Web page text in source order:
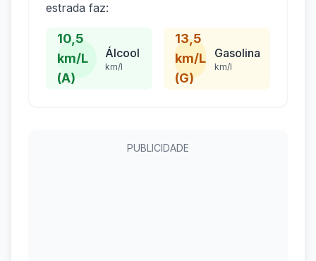
estrada faz:
10,5
km/L
(A)
Álcool
km/l
13,5
km/L
(G)
Gasolina
km/l
PUBLICIDADE